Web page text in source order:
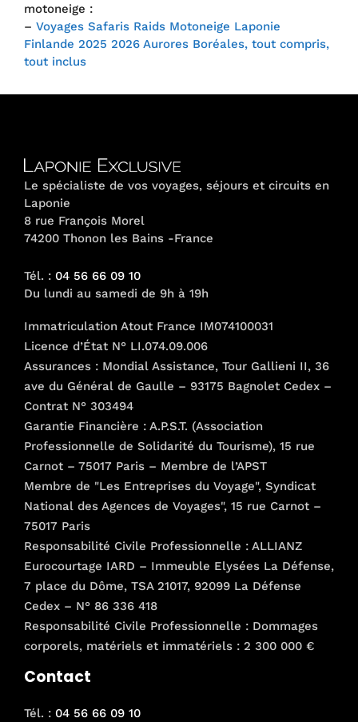
motoneige :
– Voyages Safaris Raids Motoneige Laponie
Finlande 2025 2026 Aurores Boréales, tout compris,
tout inclus
Le spécialiste de vos voyages, séjours et circuits en
Laponie
8 rue François Morel
74200 Thonon les Bains -France
Tél. : 04 56 66 09 10
Du lundi au samedi de 9h à 19h
Immatriculation Atout France IM074100031
Licence d’État N° LI.074.09.006
Assurances : Mondial Assistance, Tour Gallieni II, 36
ave du Général de Gaulle – 93175 Bagnolet Cedex –
Contrat N° 303494
Garantie Financière : A.P.S.T. (Association
Professionnelle de Solidarité du Tourisme), 15 rue
Carnot – 75017 Paris – Membre de l’APST
Membre de "Les Entreprises du Voyage", Syndicat
National des Agences de Voyages", 15 rue Carnot –
75017 Paris
Responsabilité Civile Professionnelle : ALLIANZ
Eurocourtage IARD – Immeuble Elysées La Défense,
7 place du Dôme, TSA 21017, 92099 La Défense
Cedex – N° 86 336 418
Responsabilité Civile Professionnelle : Dommages
corporels, matériels et immatériels : 2 300 000 €
Contact
Tél. : 04 56 66 09 10